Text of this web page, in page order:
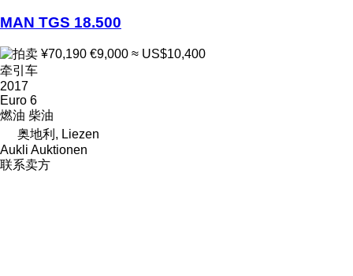
MAN TGS 18.500
¥70,190 €9,000 ≈ US$10,400
牵引车
2017
Euro 6
燃油 柴油
奥地利, Liezen
Aukli Auktionen
联系卖方